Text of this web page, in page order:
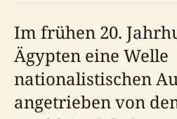
Im frühen 20.
Ägypten eine Welle
nationalistischen
angetrieben von